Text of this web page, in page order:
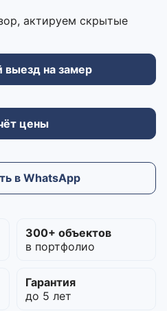
актируем скрытые
выезд на замер
цены
в WhatsApp
300+ объектов
в портфолио
Гарантия
до 5 лет